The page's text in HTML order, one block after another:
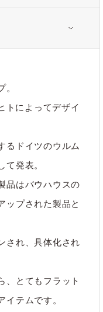
ですが、コーヒーマ
予めご了承ください
#陶磁器
トによってデザイ
るドイツのウルム
発表。
品はバウハウスの
ップされた製品と
され、具体化され
、とてもフラット
テムです。